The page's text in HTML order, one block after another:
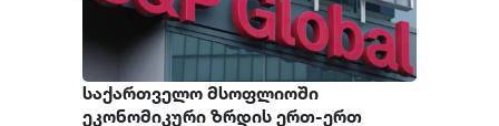
საქართველო მსოფლიოში
ეკონომიკური ზრდის ერთ-ერთ